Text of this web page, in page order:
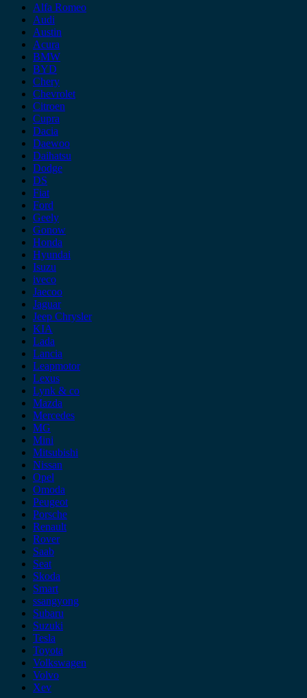
Alfa Romeo
Audi
Austin
Acura
BMW
BYD
Chery
Chevrolet
Citroen
Cupra
Dacia
Daewoo
Daihatsu
Dodge
DS
Fiat
Ford
Geely
Gonow
Honda
Hyundai
Isuzu
iveco
Jaecoo
Jaguar
Jeep Chrysler
KIA
Lada
Lancia
Leapmotor
Lexus
Lynk & co
Mazda
Mercedes
MG
Mini
Mitsubishi
Nissan
Opel
Omoda
Peugeot
Porsche
Renault
Rover
Saab
Seat
Skoda
Smart
ssangyong
Subaru
Suzuki
Tesla
Toyota
Volkswagen
Volvo
Xev